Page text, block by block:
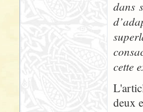
dans
cette
deux